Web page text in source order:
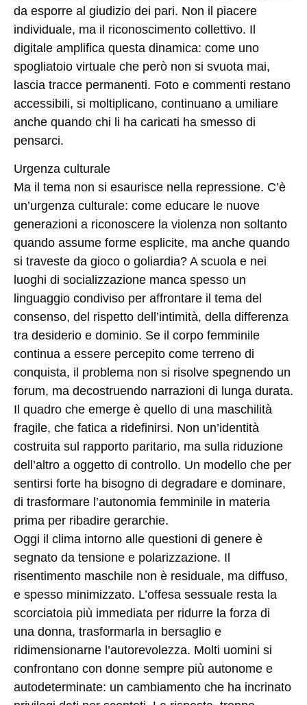
da esporre al giudizio dei pari. Non il piacere
individuale, ma il riconoscimento collettivo. Il
digitale amplifica questa dinamica: come uno
spogliatoio virtuale che però non si svuota mai,
lascia tracce permanenti. Foto e commenti restano
accessibili, si moltiplicano, continuano a umiliare
anche quando chi li ha caricati ha smesso di
pensarci.
Urgenza culturale
Ma il tema non si esaurisce nella repressione. C’è
un’urgenza culturale: come educare le nuove
generazioni a riconoscere la violenza non soltanto
quando assume forme esplicite, ma anche quando
si traveste da gioco o goliardia? A scuola e nei
luoghi di socializzazione manca spesso un
linguaggio condiviso per affrontare il tema del
consenso, del rispetto dell’intimità, della differenza
tra desiderio e dominio. Se il corpo femminile
continua a essere percepito come terreno di
conquista, il problema non si risolve spegnendo un
forum, ma decostruendo narrazioni di lunga durata.
Il quadro che emerge è quello di una maschilità
fragile, che fatica a ridefinirsi. Non un’identità
costruita sul rapporto paritario, ma sulla riduzione
dell’altro a oggetto di controllo. Un modello che per
sentirsi forte ha bisogno di degradare e dominare,
di trasformare l’autonomia femminile in materia
prima per ribadire gerarchie.
Oggi il clima intorno alle questioni di genere è
segnato da tensione e polarizzazione. Il
risentimento maschile non è residuale, ma diffuso,
e spesso minimizzato. L’offesa sessuale resta la
scorciatoia più immediata per ridurre la forza di
una donna, trasformarla in bersaglio e
ridimensionarne l’autorevolezza. Molti uomini si
confrontano con donne sempre più autonome e
autodeterminate: un cambiamento che ha incrinato